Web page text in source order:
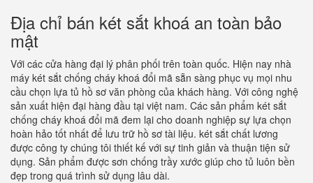
Địa chỉ bán két sắt khoá an toàn bảo
mật
Với các cửa hàng đại lý phân phối trên toàn quốc. Hiện nay nhà
máy két sắt chống cháy khoá đổi mã sẵn sàng phục vụ mọi nhu
cầu chọn lựa tủ hồ sơ văn phòng của khách hàng. Với công nghệ
sản xuất hiện đại hàng đầu tại việt nam. Các sản phẩm két sắt
chống cháy khoá đổi mã đem lại cho doanh nghiệp sự lựa chọn
hoàn hảo tốt nhất để lưu trữ hồ sơ tài liệu. két sắt chất lương
được công ty chúng tôi thiết kế với sự tinh giản và thuận tiện sử
dụng. Sản phẩm được sơn chống trầy xước giúp cho tủ luôn bền
đẹp trong quá trình sử dụng lâu dài.